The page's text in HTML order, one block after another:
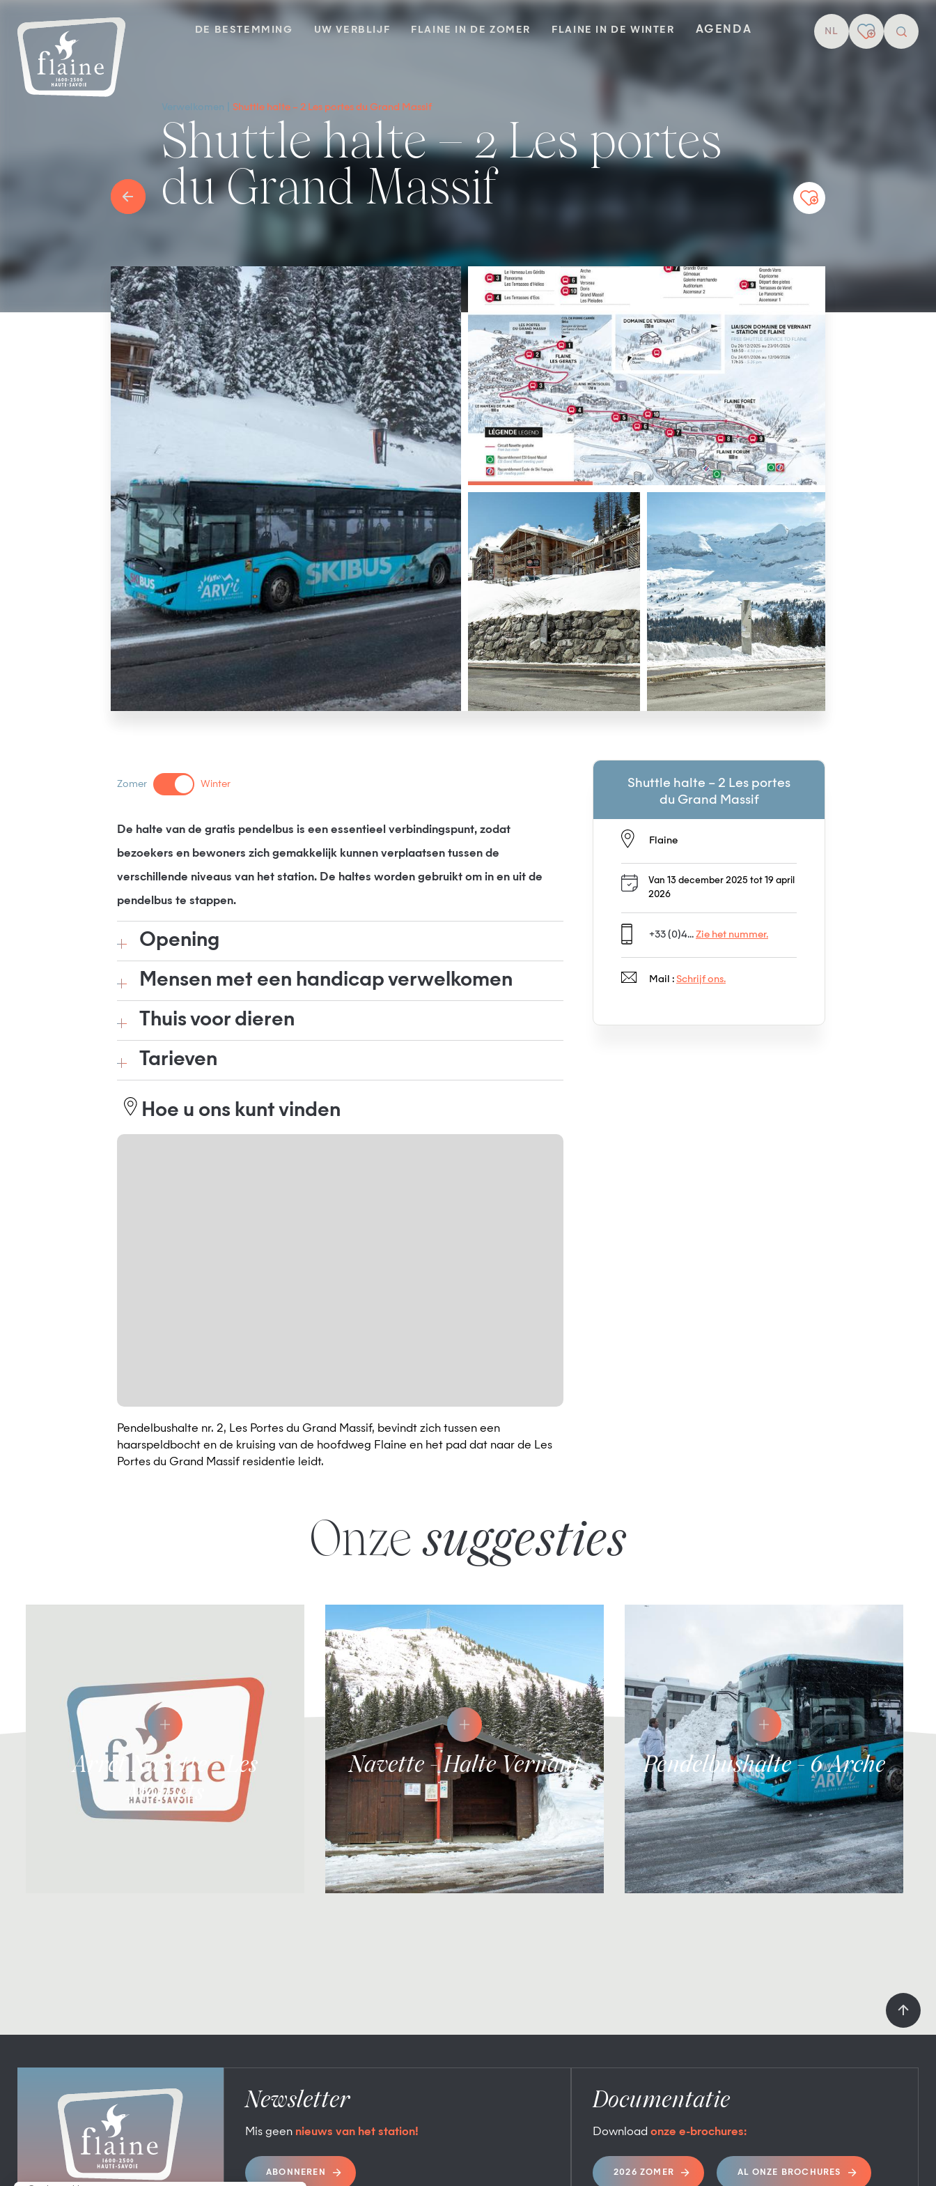
DE BESTEMMING UW VERBLIJF FLAINE IN DE ZOMER FLAINE IN DE WINTER AGENDA NL
Verwelkomen Shuttle halte – 2 Les portes du Grand Massif
Shuttle halte – 2 Les portes
du Grand Massif
Zomer Winter
De halte van de gratis pendelbus is een essentieel verbindingspunt, zodat
bezoekers en bewoners zich gemakkelijk kunnen verplaatsen tussen de
verschillende niveaus van het station. De haltes worden gebruikt om in en uit de
pendelbus te stappen.
Opening
Mensen met een handicap verwelkomen
Thuis voor dieren
Tarieven
Hoe u ons kunt vinden
Pendelbushalte nr. 2, Les Portes du Grand Massif, bevindt zich tussen een
haarspeldbocht en de kruising van de hoofdweg Flaine en het pad dat naar de Les
Portes du Grand Massif residentie leidt.
Shuttle halte – 2 Les portes
du Grand Massif
Flaine
Van 13 december 2025 tot 19 april
2026
+33 (0)4... Zie het nummer.
Mail : Schrijf ons.
Onzesuggesties
Arrêt Navette - Les
Molliets
Navette - Halte Vernant Pendelbushalte - 6 Arche
Newsletter
Mis geen nieuws van het station!
ABONNEREN
Documentatie
Download onze e-brochures:
2026 ZOMER AL ONZE BROCHURES